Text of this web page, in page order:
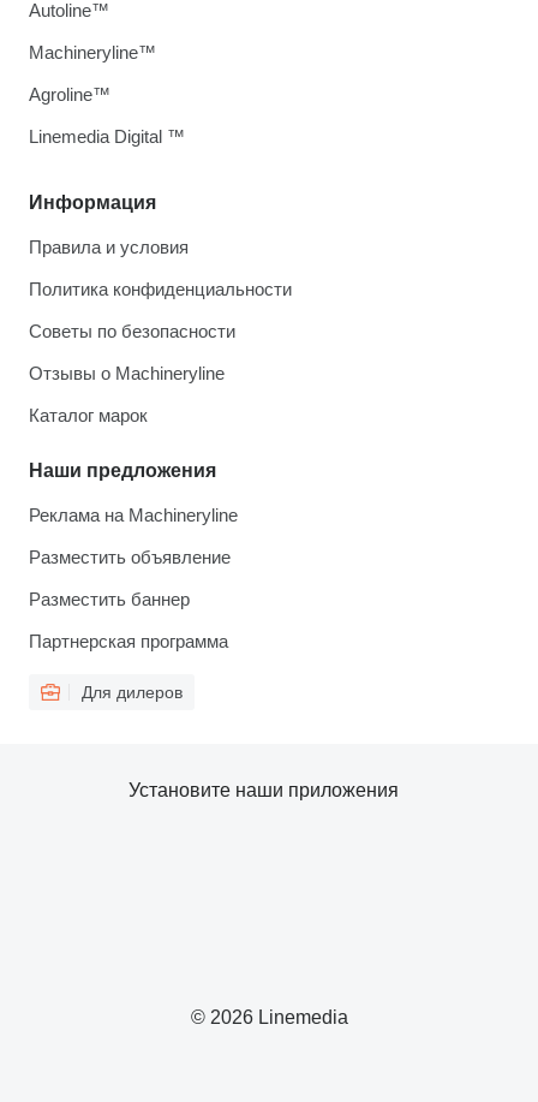
Информация
Правила и условия
Политика конфиденциальности
Советы по безопасности
Отзывы о Machineryline
Каталог марок
Наши предложения
Реклама на Machineryline
Разместить объявление
Разместить баннер
Партнерская программа
Для дилеров
Autoline™
Machineryline™
Agroline™
Linemedia Digital ™
© 2026 Linemedia
Установите наши приложения